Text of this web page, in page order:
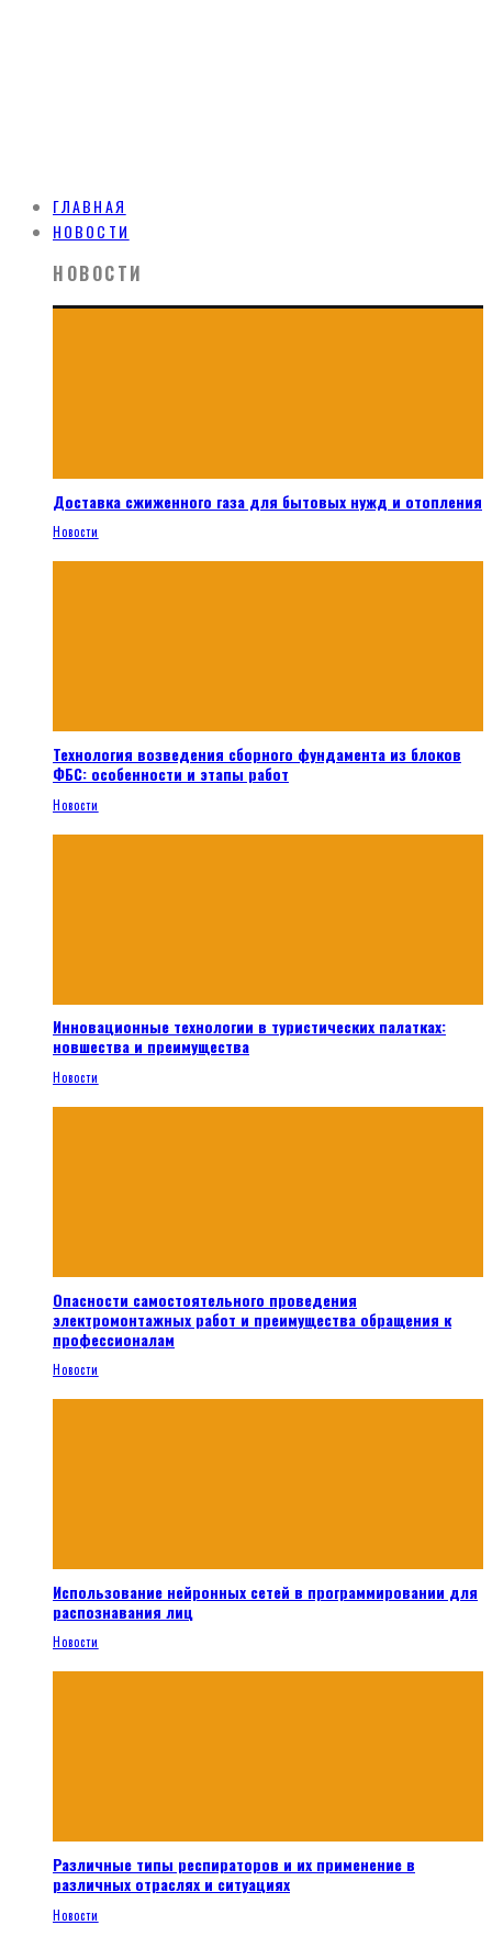
ГЛАВНАЯ
НОВОСТИ
НОВОСТИ
Доставка сжиженного газа для бытовых нужд и отопления
Новости
Технология возведения сборного фундамента из блоков
ФБС: особенности и этапы работ
Новости
Инновационные технологии в туристических палатках:
новшества и преимущества
Новости
Опасности самостоятельного проведения
электромонтажных работ и преимущества обращения к
профессионалам
Новости
Использование нейронных сетей в программировании для
распознавания лиц
Новости
Различные типы респираторов и их применение в
различных отраслях и ситуациях
Новости